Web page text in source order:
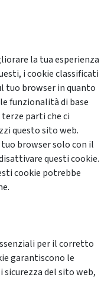
la tua esperienza
i cookie classificati
tuo browser in quanto
funzionalità di base
parti che ci
questo sito web.
browser solo con il
questi cookie.
cookie potrebbe
per il corretto
garantiscono le
del sito web,